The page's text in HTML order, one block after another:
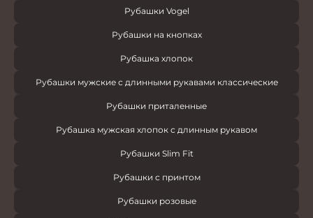
Рубашки Vogel
Рубашки на кнопках
Рубашка хлопок
Рубашки мужские с длинными рукавами классические
Рубашки приталенные
Рубашка мужская хлопок с длинным рукавом
Рубашки Slim Fit
Рубашки с принтом
Рубашки розовые